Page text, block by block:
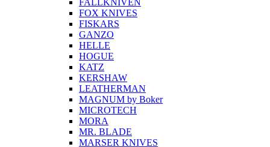
FALLKNIVEN
FOX KNIVES
FISKARS
GANZO
HELLE
HOGUE
KATZ
KERSHAW
LEATHERMAN
MAGNUM by Boker
MICROTECH
MORA
MR. BLADE
MARSER KNIVES